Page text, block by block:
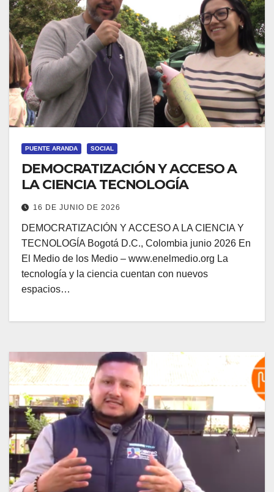
PUENTE ARANDA SOCIAL
DEMOCRATIZACIÓN Y ACCESO A
LA CIENCIA TECNOLOGÍA
16 DE JUNIO DE 2026
DEMOCRATIZACIÓN Y ACCESO A LA CIENCIA Y
TECNOLOGÍA Bogotá D.C., Colombia junio 2026 En
El Medio de los Medio – www.enelmedio.org La
tecnología y la ciencia cuentan con nuevos
espacios…